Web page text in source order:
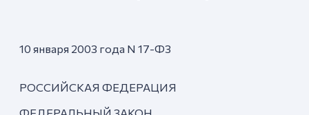
10 января 2003 года N 17-ФЗ
РОССИЙСКАЯ ФЕДЕРАЦИЯ
ФЕДЕРАЛЬНЫЙ ЗАКОН